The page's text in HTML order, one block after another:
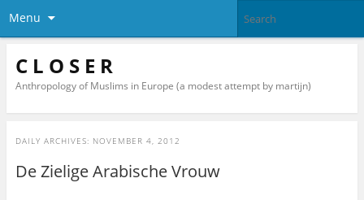
Menu
C L O S E R
Anthropology of Muslims in Europe (a modest attempt by martijn)
DAILY ARCHIVES: NOVEMBER 4, 2012
De Zielige Arabische Vrouw